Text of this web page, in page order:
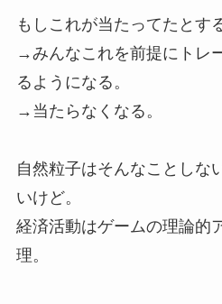
もしこれが当たってたとす
→みんなこれを前提にトレ
るようになる。
→当たらなくなる。
自然粒子はそんなことしな
いけど。
経済活動はゲームの理論的
理。